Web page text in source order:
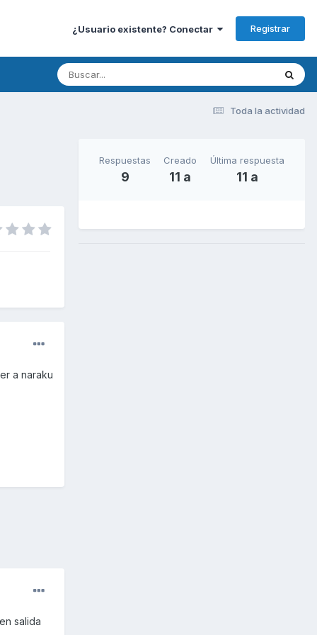
¿Usuario existente? Conectar Registrar
Toda la actividad
a naraku
salida
Respuestas
9
Creado
11 a
Última respuesta
11 a